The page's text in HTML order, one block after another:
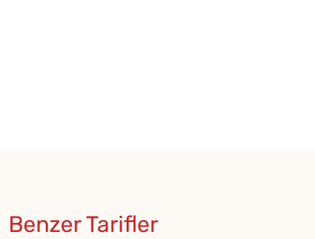
Benzer Tarifler